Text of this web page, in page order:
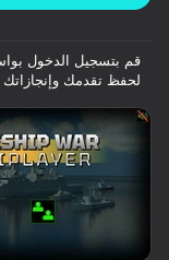
هذه
قم بتسجيل الدخول
لحفظ تقدمك